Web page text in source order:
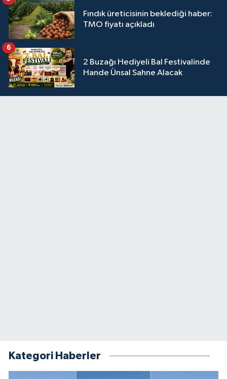
Fındık üreticisinin beklediği haber:
TMO fiyatı açıkladı
2 Buzağı Hediyeli Bal Festivalinde
Hande Ünsal Sahne Alacak
6
Kategori Haberler